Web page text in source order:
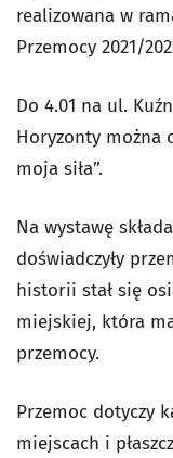
realizowana w
Przemocy 2021/
Do 4.01 na ul.
Horyzonty można
moja siła”.
Na wystawę
doświadczyły
historii stał się
miejskiej, która
przemocy.
Przemoc dotyczy
miejscach i